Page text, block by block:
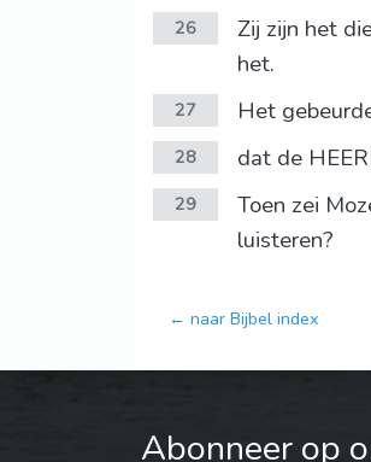
26
Zij zijn het
het.
27 Het
28 dat de
29
Toen zei
luisteren?
← naar Bijbel index
Abonneer op